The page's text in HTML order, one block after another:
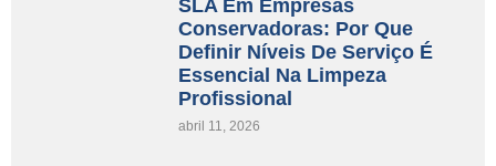
SLA Em Empresas
Conservadoras: Por Que
Definir Níveis De Serviço É
Essencial Na Limpeza
Profissional
abril 11, 2026